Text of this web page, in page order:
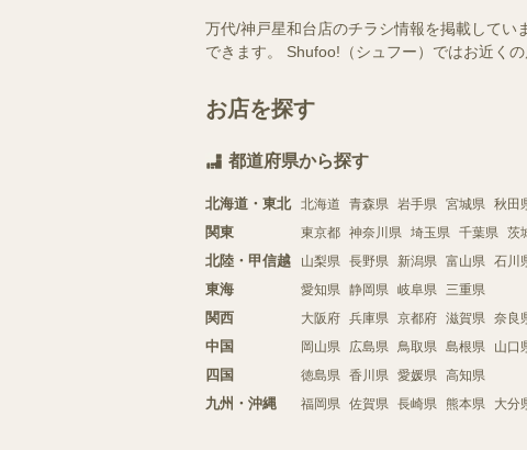
万代/神戸星和台店のチラシ情報を掲載して
できます。 Shufoo!（シュフー）ではお近く
お店を探す
都道府県から探す
北海道・東北 北海道 青森県 岩手県 宮城県 秋田
関東 東京都 神奈川県 埼玉県 千葉県 茨
北陸・甲信越 山梨県 長野県 新潟県 富山県 石川
東海 愛知県 静岡県 岐阜県 三重県
関西 大阪府 兵庫県 京都府 滋賀県 奈良
中国 岡山県 広島県 鳥取県 島根県 山口
四国 徳島県 香川県 愛媛県 高知県
九州・沖縄 福岡県 佐賀県 長崎県 熊本県 大分